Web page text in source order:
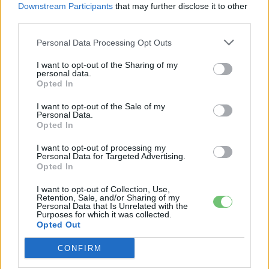
Downstream Participants that may further disclose it to other
Personal Data Processing Opt Outs
I want to opt-out of the Sharing of my
personal data.
Opted In
I want to opt-out of the Sale of my
Personal Data.
Opted In
I want to opt-out of processing my
Personal Data for Targeted Advertising.
Opted In
I want to opt-out of Collection, Use,
Retention, Sale, and/or Sharing of my
Personal Data that Is Unrelated with the
Purposes for which it was collected.
Opted Out
CONFIRM